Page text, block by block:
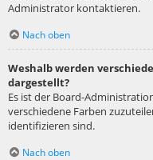
Administrator kontaktieren.
Nach oben
Weshalb werden
dargestellt?
Es ist der Board-
verschiedene Farben
identifizieren sind.
Nach oben